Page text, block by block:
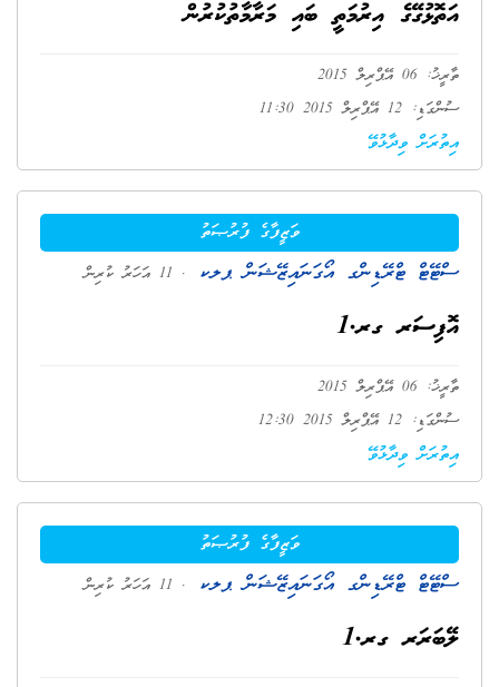
އަތޮޅުގޭގެ އިރުމަތީ ބައި މަރާމާތުކުރުން
ތާރީޚު: 06 އޭޕްރިލް 2015
ސުންގަޑި: 12 އޭޕްރިލް 2015 11:30
އިތުރަށް ވިދާޅުވޭ
ވަޒީފާގެ ފުރުޞަތު
ސްޓޭޓް ޓްރޭޑިންގ އޯގަނައިޒޭޝަން ޕލކ . 11 އަހަރު ކުރިން
އޮފިސަރ ގރ.1
ތާރީޚު: 06 އޭޕްރިލް 2015
ސުންގަޑި: 12 އޭޕްރިލް 2015 12:30
އިތުރަށް ވިދާޅުވޭ
ވަޒީފާގެ ފުރުޞަތު
ސްޓޭޓް ޓްރޭޑިންގ އޯގަނައިޒޭޝަން ޕލކ . 11 އަހަރު ކުރިން
ލޭބަރަރ ގރ.1